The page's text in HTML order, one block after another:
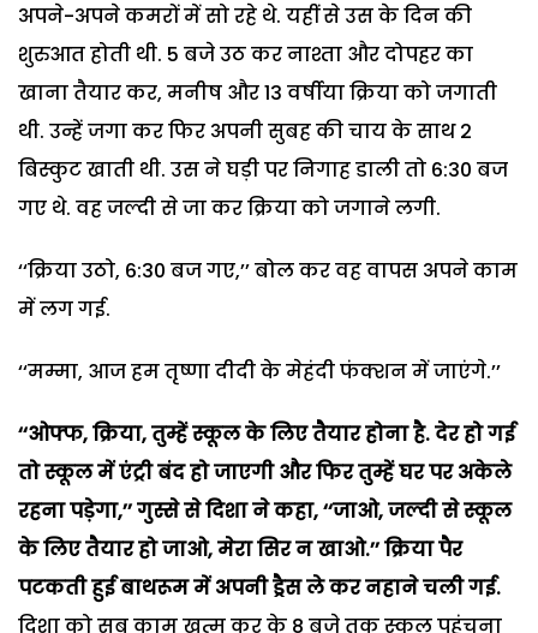
अपने-अपने कमरों में सो रहे थे. यहीं से उस के दिन की
शुरुआत होती थी. 5 बजे उठ कर नाश्ता और दोपहर का
खाना तैयार कर, मनीष और 13 वर्षीया क्रिया को जगाती
थी. उन्हें जगा कर फिर अपनी सुबह की चाय के साथ 2
बिस्कुट खाती थी. उस ने घड़ी पर निगाह डाली तो 6:30 बज
गए थे. वह जल्दी से जा कर क्रिया को जगाने लगी.
‘‘क्रिया उठो, 6:30 बज गए,’’ बोल कर वह वापस अपने काम
में लग गई.
‘‘मम्मा, आज हम तृष्णा दीदी के मेहंदी फंक्शन में जाएंगे.’’
‘‘ओफ्फ, क्रिया, तुम्हें स्कूल के लिए तैयार होना है. देर हो गई
तो स्कूल में एंट्री बंद हो जाएगी और फिर तुम्हें घर पर अकेले
रहना पड़ेगा,’’ गुस्से से दिशा ने कहा, ‘‘जाओ, जल्दी से स्कूल
के लिए तैयार हो जाओ, मेरा सिर न खाओ.’’ क्रिया पैर
पटकती हुई बाथरूम में अपनी ड्रैस ले कर नहाने चली गई.
दिशा को सब काम खत्म कर के 8 बजे तक स्कूल पहुंचना